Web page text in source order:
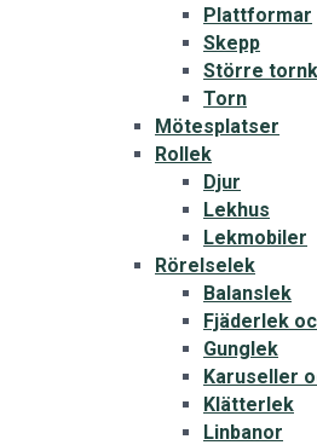
Plattformar
Skepp
Större
Torn
Mötesplatser
Rollek
Djur
Lekhus
Lekmobiler
Rörelselek
Balanslek
Fjäderlek
Gunglek
Karuseller
Klätterlek
Linbanor